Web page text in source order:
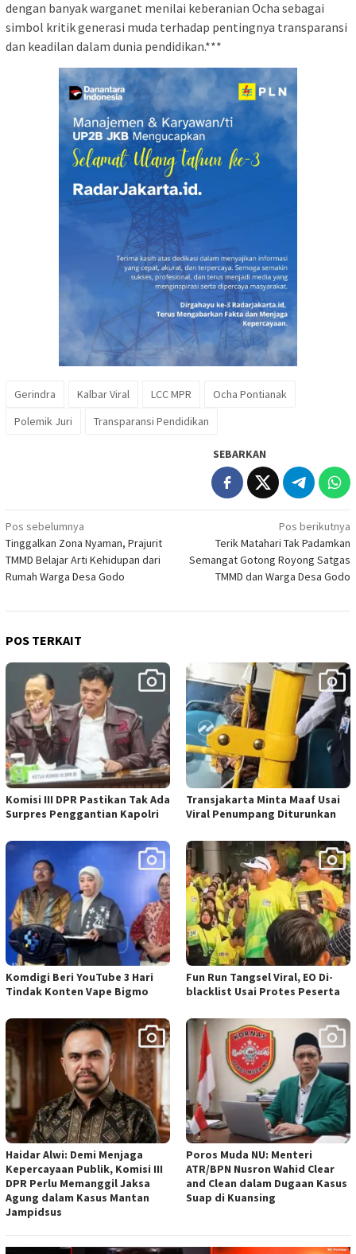
dengan banyak warganet menilai keberanian Ocha sebagai
simbol kritik generasi muda terhadap pentingnya transparansi
dan keadilan dalam dunia pendidikan.***
Gerindra Kalbar Viral LCC MPR
Ocha Pontianak
Polemik Juri
Transparansi Pendidikan
SEBARKAN
Navigasi
pos
Pos sebelumnya
Tinggalkan Zona Nyaman, Prajurit
TMMD Belajar Arti Kehidupan dari
Rumah Warga Desa Godo
Pos berikutnya
Terik Matahari Tak Padamkan
Semangat Gotong Royong Satgas
TMMD dan Warga Desa Godo
POS TERKAIT
Komisi III DPR Pastikan Tak Ada
Surpres Penggantian Kapolri
Transjakarta Minta Maaf Usai
Viral Penumpang Diturunkan
Komdigi Beri YouTube 3 Hari
Tindak Konten Vape Bigmo
Fun Run Tangsel Viral, EO Di-
blacklist Usai Protes Peserta
Haidar Alwi: Demi Menjaga
Kepercayaan Publik, Komisi III
DPR Perlu Memanggil Jaksa
Agung dalam Kasus Mantan
Jampidsus
Poros Muda NU: Menteri
ATR/BPN Nusron Wahid Clear
and Clean dalam Dugaan Kasus
Suap di Kuansing